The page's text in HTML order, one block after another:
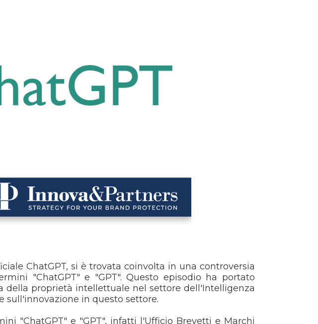
ChatGPT, si è trovata coinvolta in una controversia
"ChatGPT" e "GPT". Questo episodio ha portato
proprietà intellettuale nel settore dell'Intelligenza
sull'innovazione in questo settore.
"ChatGPT" e "GPT", infatti l'Ufficio Brevetti e Marchi